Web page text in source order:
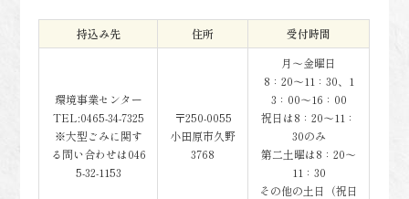
持込み先 住所 受付時間
環境事業センター
TEL:0465-34-7325
※大型ごみに関す
る問い合わせは046
5-32-1153
〒250-0055
小田原市久野
3768
月～金曜日
8：20～11：30、1
3：00～16：00
祝日は8：20～11：
30のみ
第二土曜は8：20～
11：30
その他の土日（祝日